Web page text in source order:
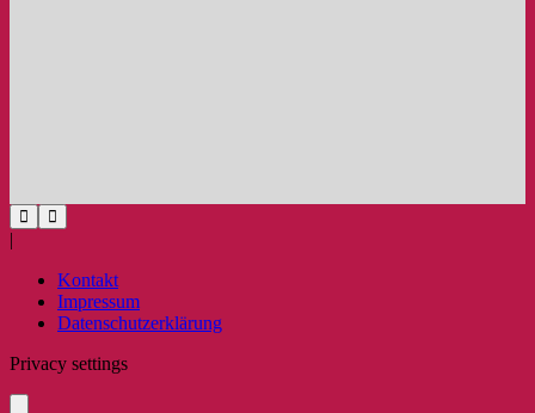
|
Kontakt
Impressum
Datenschutzerklärung
Privacy settings